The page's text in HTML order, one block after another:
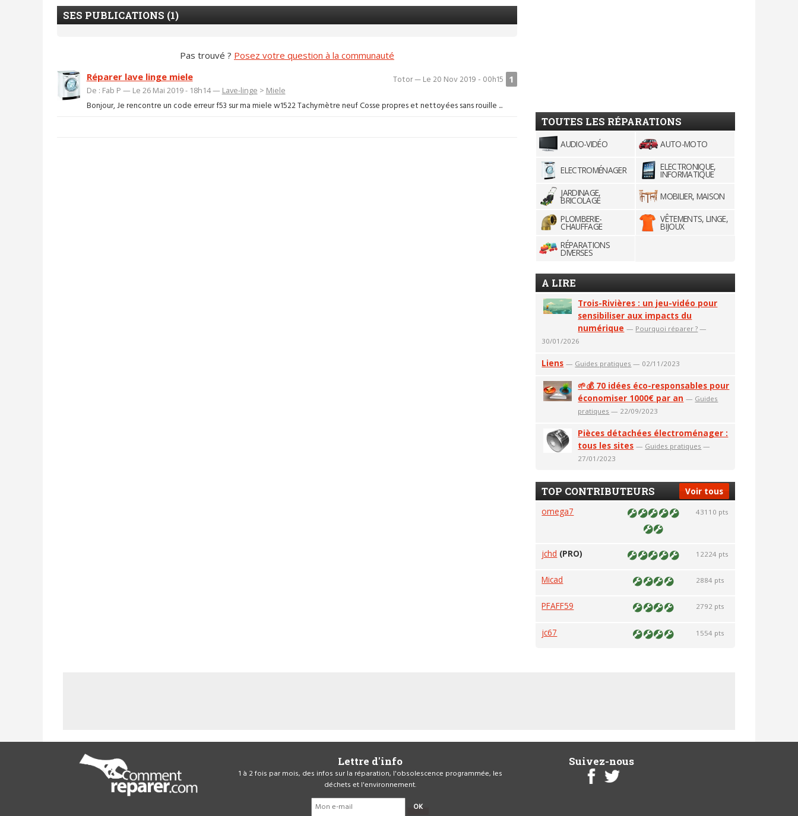
SES PUBLICATIONS (1)
Pas trouvé ? Posez votre question à la communauté
1
Totor — Le 20 Nov 2019 - 00h15
Réparer lave linge miele
De : Fab P — Le 26 Mai 2019 - 18h14 — Lave-linge > Miele
Bonjour, Je rencontre un code erreur f53 sur ma miele w1522 Tachymètre neuf Cosse propres et nettoyées sans rouille ...
TOUTES LES RÉPARATIONS
AUDIO-VIDÉO AUTO-MOTO
ELECTROMÉNAGER ELECTRONIQUE,
INFORMATIQUE
JARDINAGE,
BRICOLAGE
MOBILIER, MAISON
PLOMBERIE-
CHAUFFAGE
VÊTEMENTS, LINGE,
BIJOUX
RÉPARATIONS
DIVERSES
A LIRE
Trois-Rivières : un jeu-vidéo pour
sensibiliser aux impacts du
numérique — Pourquoi réparer ? —
30/01/2026
Liens — Guides pratiques — 02/11/2023
🌱💰 70 idées éco-responsables pour
économiser 1000€ par an — Guides
pratiques — 22/09/2023
Pièces détachées électroménager :
tous les sites — Guides pratiques —
27/01/2023
Voir tous
TOP CONTRIBUTEURS
omega7 43110 pts
jchd (PRO) 12224 pts
Micad 2884 pts
PFAFF59 2792 pts
jc67 1554 pts
Lettre d'info
1 à 2 fois par mois, des infos sur la réparation, l'obsolescence programmée, les
déchets et l'environnement.
OK
Suivez-nous